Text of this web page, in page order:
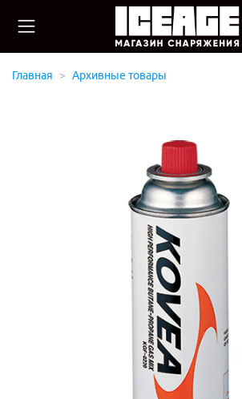
Главная Архивные товары